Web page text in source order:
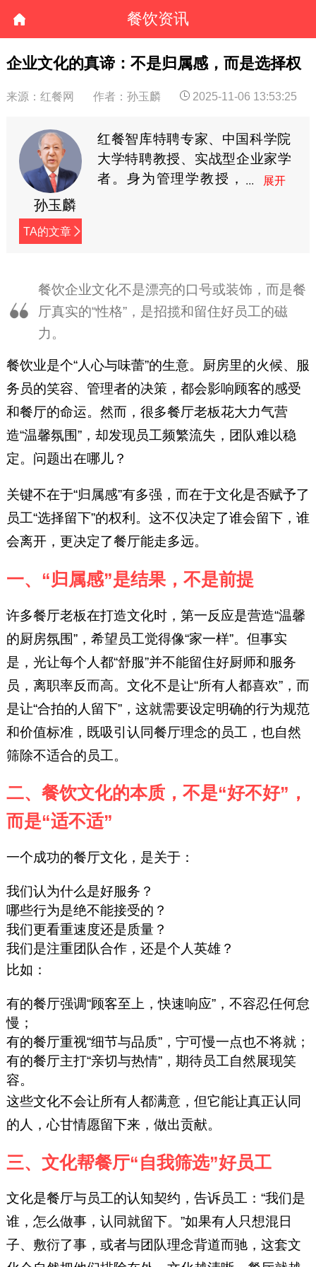
餐饮资讯
企业文化的真谛：不是归属感，而是选择权
来源：红餐网 作者：孙玉麟 2025-11-06 13:53:25
孙玉麟
TA的文章
红餐智库特聘专家、中国科学院
大学特聘教授、实战型企业家学
者。身为管理学教授，
理，国家经贸委技术与装备司处
长，深圳建材集团董事长，赛格
裁特别助理等职。在核心期刊发
表文章30多篇，3 次荣获国家科
技进步奖，6 次荣获企业现代化
管理创新成果奖。1992年享受国
务院特殊津贴。
餐饮企业文化不是漂亮的口号或装饰，而是餐
厅真实的“性格”，是招揽和留住好员工的磁
力。
餐饮业是个“人心与味蕾”的生意。厨房里的火候、服
务员的笑容、管理者的决策，都会影响顾客的感受
和餐厅的命运。然而，很多餐厅老板花大力气营
造“温馨氛围”，却发现员工频繁流失，团队难以稳
定。问题出在哪儿？
关键不在于“归属感”有多强，而在于文化是否赋予了
员工“选择留下”的权利。这不仅决定了谁会留下，谁
会离开，更决定了餐厅能走多远。
一、“归属感”是结果，不是前提
许多餐厅老板在打造文化时，第一反应是营造“温馨
的厨房氛围”，希望员工觉得像“家一样”。但事实
是，光让每个人都“舒服”并不能留住好厨师和服务
员，离职率反而高。文化不是让“所有人都喜欢”，而
是让“合拍的人留下”，这就需要设定明确的行为规范
和价值标准，既吸引认同餐厅理念的员工，也自然
筛除不适合的员工。
二、餐饮文化的本质，不是“好不好”，
而是“适不适”
一个成功的餐厅文化，是关于：
我们认为什么是好服务？
哪些行为是绝不能接受的？
我们更看重速度还是质量？
我们是注重团队合作，还是个人英雄？
比如：
有的餐厅强调“顾客至上，快速响应”，不容忍任何怠
慢；
有的餐厅重视“细节与品质”，宁可慢一点也不将就；
有的餐厅主打“亲切与热情”，期待员工自然展现笑
容。
这些文化不会让所有人都满意，但它能让真正认同
的人，心甘情愿留下来，做出贡献。
三、文化帮餐厅“自我筛选”好员工
文化是餐厅与员工的认知契约，告诉员工：“我们是
谁，怎么做事，认同就留下。”如果有人只想混日
子、敷衍了事，或者与团队理念背道而驰，这套文